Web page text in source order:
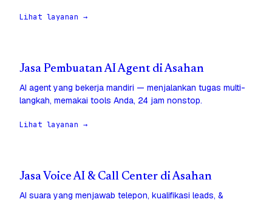
Lihat layanan →
Jasa Pembuatan AI Agent di Asahan
AI agent yang bekerja mandiri — menjalankan tugas multi-
langkah, memakai tools Anda, 24 jam nonstop.
Lihat layanan →
Jasa Voice AI & Call Center di Asahan
AI suara yang menjawab telepon, kualifikasi leads, &